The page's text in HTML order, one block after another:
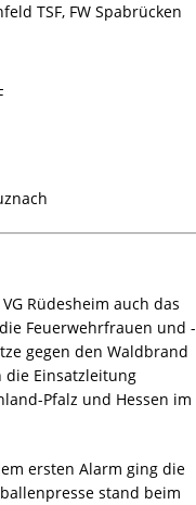
TSF, FW Spabrücken
Rüdesheim auch das
Feuerwehrfrauen und -
gegen den Waldbrand
die Einsatzleitung
Pfalz und Hessen im
ersten Alarm ging die
stand beim